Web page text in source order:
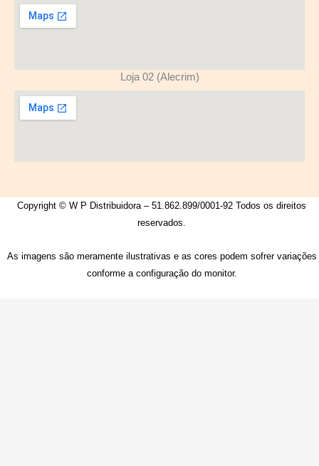
Loja 02 (Alecrim)
Copyright © W P Distribuidora – 51.862.899/0001-92 Todos os direitos
reservados.
As imagens são meramente ilustrativas e as cores podem sofrer variações
conforme a configuração do monitor.